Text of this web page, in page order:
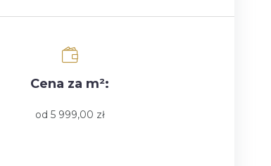
Cena za m²:
od 5 999,00 zł